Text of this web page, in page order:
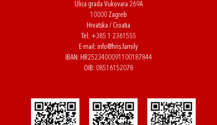
Ulica grada Vukovara 269A
10000 Zagreb
Hrvatska / Croatia
Tel: +385 1 2361555
E-mail: info@hns.family
IBAN: HR2523400091100187844
OIB: 08516152078